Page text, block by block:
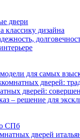
двери
классику дизайна
для самых
дверей:
дверей:
– решение для
СПб
дверей